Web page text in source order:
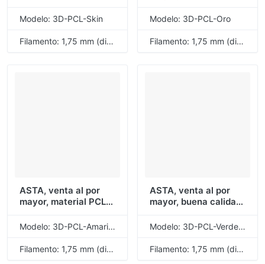
PCL de buena calidad,
impresión 3D, 1,75mm,
Modelo: 3D-PCL-Skin
Filamento: 1,75 mm (diámetro)
filamento de
1,75mm, 1KG, 1 rollo,
Modelo: 3D-PCL-Oro
Filamento: 1,75 mm (diámetro)
ASTA, venta al por
mayor, material PCL
filamento de
1,75mm, 1KG, 1 rollo,
libera tu creatividad
Modelo: 3D-PCL-Amarillo
Filamento: 1,75 mm (diámetro)
ASTA, venta al por
mayor, buena calidad,
filamento de
claro, 1,75mm, 1KG, 1
Modelo: 3D-PCL-Verde claro
Filamento: 1,75 mm (diámetro)